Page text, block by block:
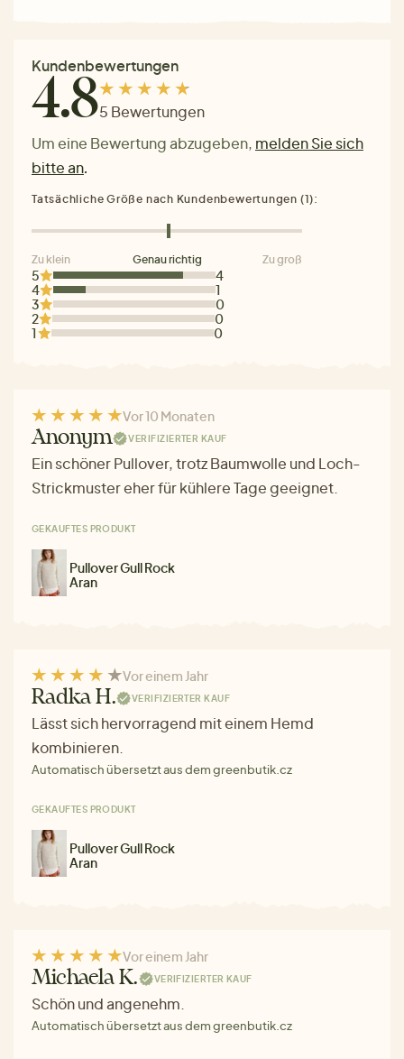
Kundenbewertungen
4.85 Bewertungen
Um eine Bewertung abzugeben, melden Sie sich
bitte an.
5
4
4
1
3
0
2
0
1
0
Tatsächliche Größe nach Kundenbewertungen (1):
Zu klein Genau richtig Zu groß
Vor 10 Monaten
Anonym VERIFIZIERTER KAUF
Ein schöner Pullover, trotz Baumwolle und Loch-
Strickmuster eher für kühlere Tage geeignet.
GEKAUFTES PRODUKT
Pullover Gull Rock
Aran
Vor einem Jahr
Radka H. VERIFIZIERTER KAUF
Lässt sich hervorragend mit einem Hemd
kombinieren.
Automatisch übersetzt aus dem greenbutik.cz
GEKAUFTES PRODUKT
Pullover Gull Rock
Aran
Vor einem Jahr
Michaela K. VERIFIZIERTER KAUF
Schön und angenehm.
Automatisch übersetzt aus dem greenbutik.cz